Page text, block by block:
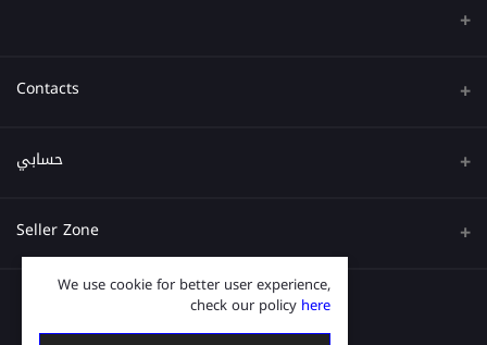
Contacts
عنوان
حسابي
تسجيل الدخول
Seller Zone
قدم الآن
We use cookie for better user experience,
check our policy here